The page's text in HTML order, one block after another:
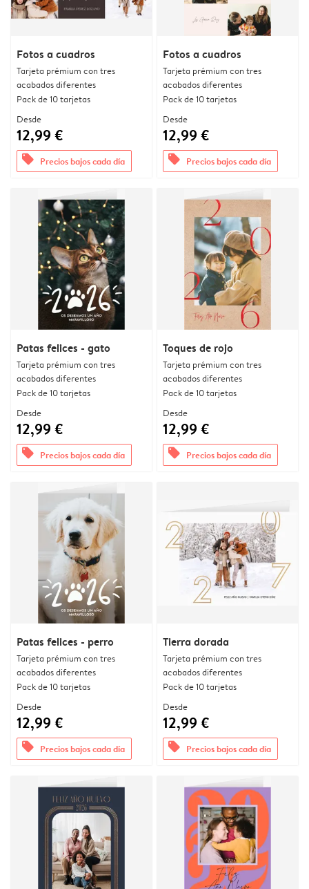
Fotos a cuadros
Tarjeta prémium con tres
acabados diferentes
Pack de 10 tarjetas
Desde
12,99 €
offers Precios bajos cada día
Fotos a cuadros
Tarjeta prémium con tres
acabados diferentes
Pack de 10 tarjetas
Desde
12,99 €
offers Precios bajos cada día
Patas felices - gato
Tarjeta prémium con tres
acabados diferentes
Pack de 10 tarjetas
Desde
12,99 €
offers Precios bajos cada día
Toques de rojo
Tarjeta prémium con tres
acabados diferentes
Pack de 10 tarjetas
Desde
12,99 €
offers Precios bajos cada día
Patas felices - perro
Tarjeta prémium con tres
acabados diferentes
Pack de 10 tarjetas
Desde
12,99 €
offers Precios bajos cada día
Tierra dorada
Tarjeta prémium con tres
acabados diferentes
Pack de 10 tarjetas
Desde
12,99 €
offers Precios bajos cada día